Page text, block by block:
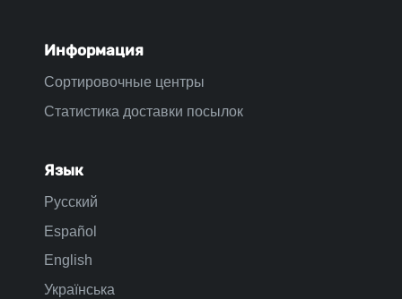
Информация
Сортировочные центры
Статистика доставки посылок
Язык
Русский
Español
English
Українська